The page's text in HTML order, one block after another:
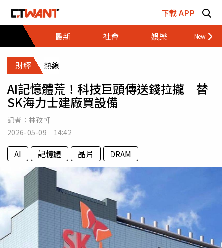
下載 APP
最新
社會 娛樂 財經
財經 熱線
AI記憶體荒！科技巨頭傳送錢拉攏 替
SK海力士建廠買設備
記者： 林孜軒
2026-05-09 14:42
AI 記憶體 晶片 DRAM